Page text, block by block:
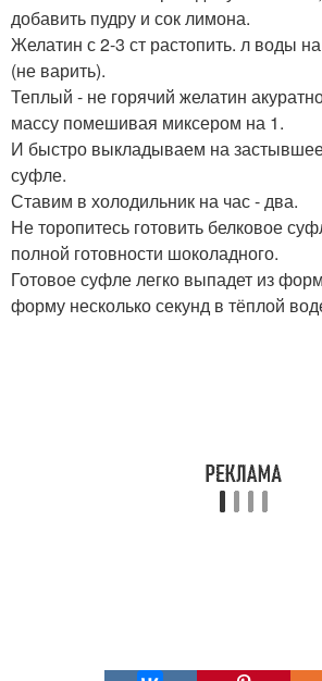
добавить пудру и сок лимона.
Желатин с 2-3 ст растопить. л воды
(не варить).
Теплый - не горячий желатин
массу помешивая миксером на 1.
И быстро выкладываем на
суфле.
Ставим в холодильник на час - два.
Не торопитесь готовить белковое
полной готовности шоколадного.
Готовое суфле легко выпадет из
форму несколько секунд в тёплой